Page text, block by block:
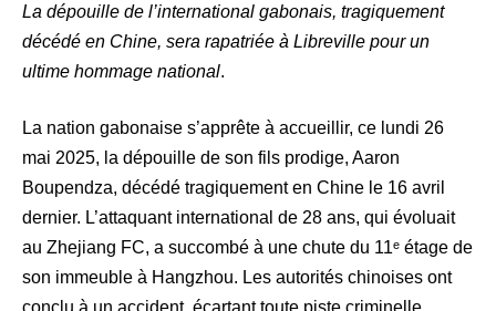
La dépouille de l’international gabonais, tragiquement
décédé en Chine, sera rapatriée à Libreville pour un
ultime hommage national.
La nation gabonaise s’apprête à accueillir, ce lundi 26
mai 2025, la dépouille de son fils prodige, Aaron
Boupendza, décédé tragiquement en Chine le 16 avril
dernier. L’attaquant international de 28 ans, qui évoluait
au Zhejiang FC, a succombé à une chute du 11ᵉ étage de
son immeuble à Hangzhou. Les autorités chinoises ont
conclu à un accident, écartant toute piste criminelle.